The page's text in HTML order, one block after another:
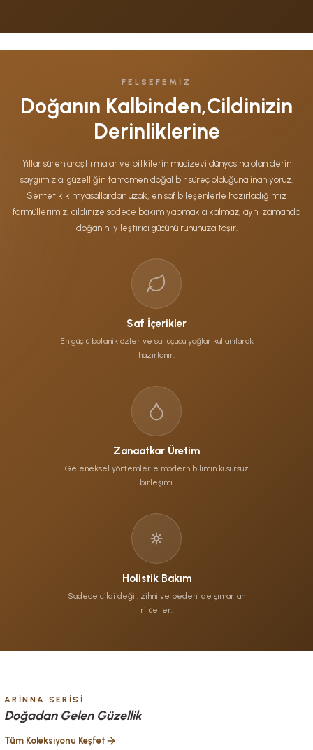
FELSEFEMIZ
Doğanın Kalbinden,Cildinizin
Derinliklerine
Yıllar süren araştırmalar ve bitkilerin mucizevi dünyasına olan derin
saygımızla, güzelliğin tamamen doğal bir süreç olduğuna inanıyoruz.
Sentetik kimyasallardan uzak, en saf bileşenlerle hazırladığımız
formüllerimiz; cildinize sadece bakım yapmakla kalmaz, aynı zamanda
doğanın iyileştirici gücünü ruhunuza taşır.
Saf İçerikler
En güçlü botanik özler ve saf uçucu yağlar kullanılarak
hazırlanır.
Zanaatkar Üretim
Geleneksel yöntemlerle modern bilimin kusursuz
birleşimi.
Holistik Bakım
Sadece cildi değil, zihni ve bedeni de şımartan
ritüeller.
ARINNA SERISI
Doğadan Gelen Güzellik
Tüm Koleksiyonu Keşfet